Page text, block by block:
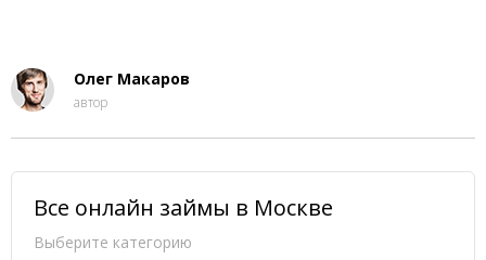
Олег Макаров
автор
Все онлайн займы в Москве
Выберите категорию